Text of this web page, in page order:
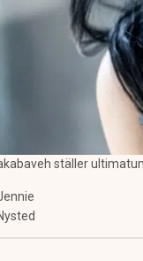
ställer